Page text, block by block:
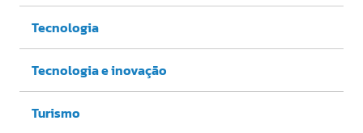
Tecnologia
Tecnologia e inovação
Turismo